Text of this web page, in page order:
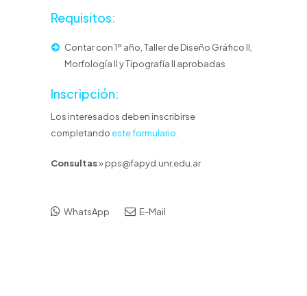
Requisitos:
Contar con 1º año, Taller de Diseño Gráfico II,
Morfología II y Tipografía II aprobadas
Inscripción:
Los interesados deben inscribirse
completando este formulario
Consultas» pps@fapyd.unr.edu.ar
WhatsApp E-Mail